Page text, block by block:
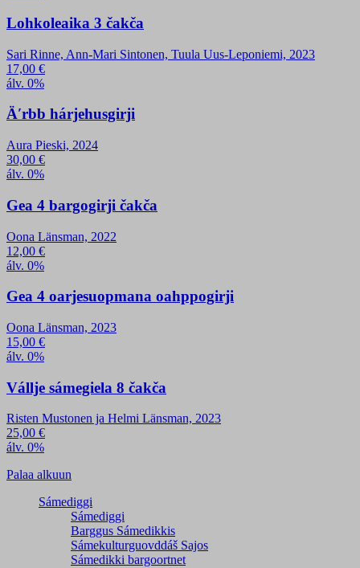
Lohkoleaika 3 čakča
Sari Rinne, Ann-Mari Sintonen, Tuula Uus-Leponiemi, 2023
17,00 €
álv. 0%
Äʹrbb hárjehusgirji
Aura Pieski, 2024
30,00 €
álv. 0%
Gea 4 bargogirji čakča
Oona Länsman, 2022
12,00 €
álv. 0%
Gea 4 oarjesuopmana oahppogirji
Oona Länsman, 2023
15,00 €
álv. 0%
Vállje sámegiela 8 čakča
Risten Mustonen ja Helmi Länsman, 2023
25,00 €
álv. 0%
Palaa alkuun
Sámediggi
Sámediggi
Barggus Sámedikkis
Sámekulturguovddáš Sajos
Sámedikki bargoortnet